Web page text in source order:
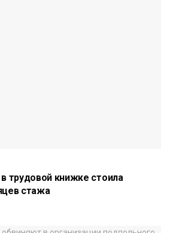
трудовой книжке стоила
стажа